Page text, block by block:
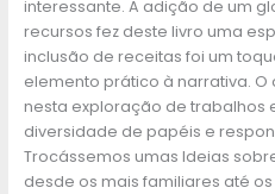
interessante. A adição de um
recursos fez deste livro uma
inclusão de receitas foi um
elemento prático à narrativa.
nesta exploração de trabalhos
diversidade de papéis e
Trocássemos umas Ideias
desde os mais familiares até